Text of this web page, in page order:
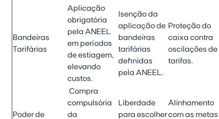
Bandeiras
Tarifárias
Aplicação
obrigatória
pela ANEEL
em períodos
de estiagem,
elevando
custos.
Isenção da
aplicação de
bandeiras
tarifárias
definidas
pela ANEEL.
Proteção do
caixa contra
oscilações de
tarifas.
Poder de
Compra
compulsória
da
Liberdade
para escolher
Alinhamento
com as metas